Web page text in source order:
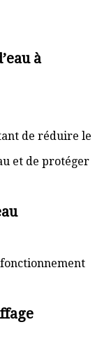
à
de réduire le
et de protéger